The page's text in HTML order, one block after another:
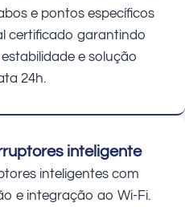
e pontos específicos
certificado garantindo
e solução
24h.
inteligente
inteligentes com
e integração ao Wi-Fi.